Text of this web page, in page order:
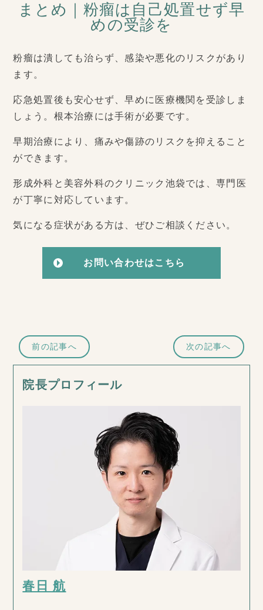
まとめ｜粉瘤は自己処置せず早
めの受診を
粉瘤は潰しても治らず、感染や悪化のリスクがあり
ます。
応急処置後も安心せず、早めに医療機関を受診しま
しょう。根本治療には手術が必要です。
早期治療により、痛みや傷跡のリスクを抑えること
ができます。
形成外科と美容外科のクリニック池袋では、専門医
が丁寧に対応しています。
気になる症状がある方は、ぜひご相談ください。
お問い合わせはこちら
前の記事へ 次の記事へ
院長プロフィール
春日 航